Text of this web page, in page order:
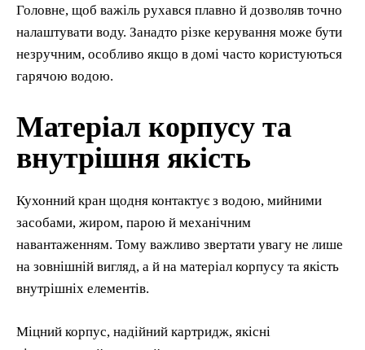
Головне, щоб важіль рухався плавно й дозволяв точно
налаштувати воду. Занадто різке керування може бути
незручним, особливо якщо в домі часто користуються
гарячою водою.
Матеріал корпусу та
внутрішня якість
Кухонний кран щодня контактує з водою, мийними
засобами, жиром, парою й механічним
навантаженням. Тому важливо звертати увагу не лише
на зовнішній вигляд, а й на матеріал корпусу та якість
внутрішніх елементів.
Міцний корпус, надійний картридж, якісні